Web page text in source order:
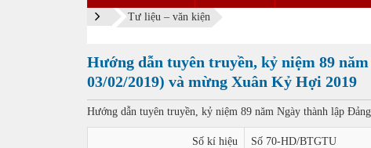
Tư liệu – văn kiện
Hướng dẫn tuyên truyền, kỷ niệm 89
03/02/2019) và mừng Xuân Kỷ Hợi 2019
Hướng dẫn tuyên truyền, kỷ niệm 89 năm Ngày thành lập
Số kí hiệu Số 70-HD/BTGTU